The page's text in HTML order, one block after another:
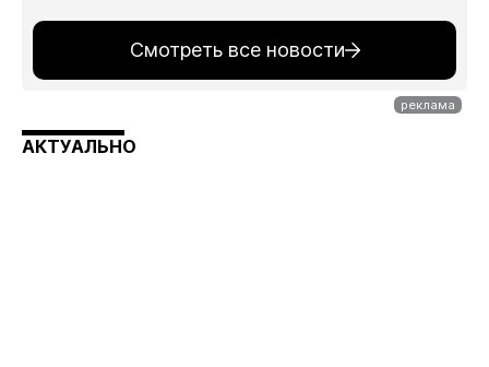
Смотреть все новости
АКТУАЛЬНО